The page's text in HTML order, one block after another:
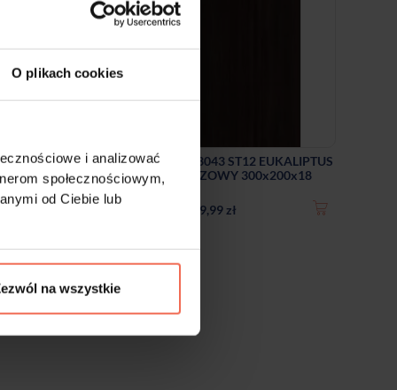
O plikach cookies
i analizować
społecznościowym,
od Ciebie lub
na wszystkie
ST9
Egger - Próbka H3043 ST12 EUKALIPTUS
CIEMNOBRĄZOWY 300x200x18
9,99 zł